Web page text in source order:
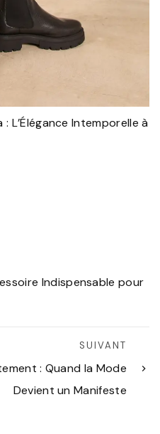
L’Élégance Intemporelle à
Indispensable pour
SUIVANT
: Quand la Mode
Devient un Manifeste